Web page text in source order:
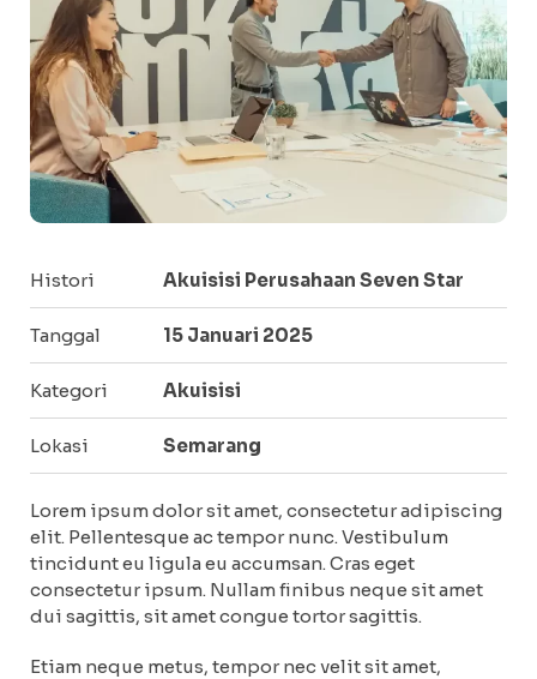
Histori Akuisisi Perusahaan Seven Star
Tanggal 15 Januari 2025
Kategori Akuisisi
Lokasi Semarang
Lorem ipsum dolor sit amet, consectetur adipiscing
elit. Pellentesque ac tempor nunc. Vestibulum
tincidunt eu ligula eu accumsan. Cras eget
consectetur ipsum. Nullam finibus neque sit amet
dui sagittis, sit amet congue tortor sagittis.
Etiam neque metus, tempor nec velit sit amet,